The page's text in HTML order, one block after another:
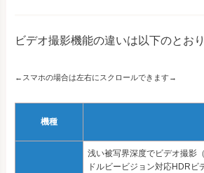
ビデオ撮影機能の違いは以下のとおり
←スマホの場合は左右にスクロールできます→
機種
浅い被写界深度でビデオ撮影
ドルビービジョン対応HDRビ